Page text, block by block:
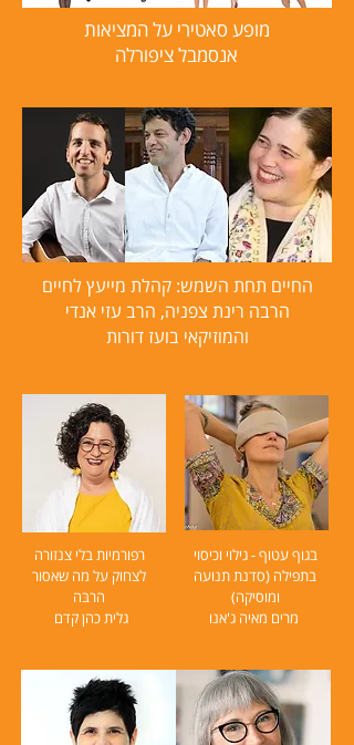
מופע סאטירי על המציאות
אנסמבל ציפורלה
החיים תחת השמש: קהלת מייעץ לחיים
הרבה רינת צפניה, הרב עזי אנדי
והמוזיקאי בועז דורות
רפורמיות בלי צנזורה
לצחוק על מה שאסור
הרבּה
גלית כהן קדם
בגוף עטוף - גילוי וכיסוי
בתפילה (סדנת תנועה
ומוסיקה)
מרים מאיה ג'אנו